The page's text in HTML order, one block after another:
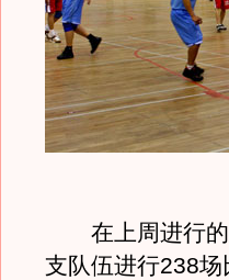
在上周进行的
支队伍进行238